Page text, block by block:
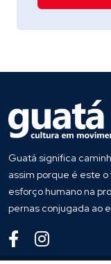
Guatá significa
assim porque é este
esforço humano na
pernas conjugada ao